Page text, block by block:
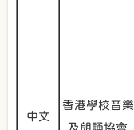
中文
香港學校音樂
及朗誦協會